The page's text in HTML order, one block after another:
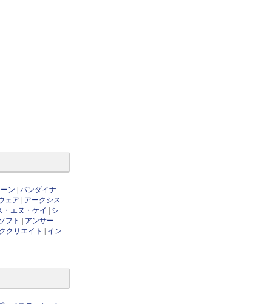
ン |バンダイナ
ェア
アークシス
・エヌ・ケイ
シ
フト
アンサー
クリエイト
イン